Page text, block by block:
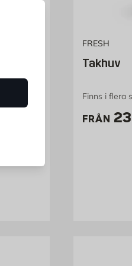
vi hjälper dig gärna att
FRESH
Takhuv
Finns i flera
FRÅN